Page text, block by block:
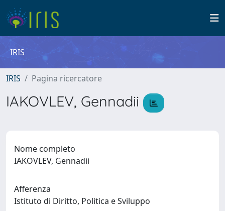
IRIS
IRIS Pagina ricercatore
IAKOVLEV, Gennadii
Nome completo
IAKOVLEV, Gennadii
Afferenza
Istituto di Diritto, Politica e Sviluppo